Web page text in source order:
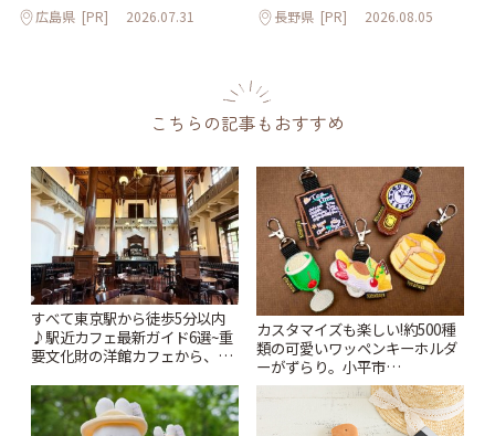
広島県 [PR] 2026.07.31 長野県 [PR] 2026.08.05
こちらの記事もおすすめ
すべて東京駅から徒歩5分以内
♪駅近カフェ最新ガイド6選~重
要文化財の洋館カフェから、改
りっぷ
カスタマイズも楽しい!約500種
類の可愛いワッペンキーホルダ
ーがずらり。小平市
「Kimamaya T&K」 | ことりっ
ぷ